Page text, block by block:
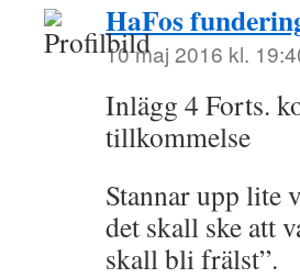
HaFos
10 maj 2016 kl.
Inlägg 4 Forts.
tillkommelse
Stannar upp lite
det skall ske att
skall bli frälst”.